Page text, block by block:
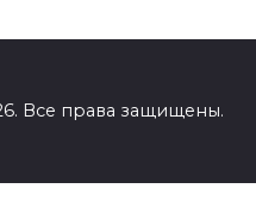
Все права защищены.